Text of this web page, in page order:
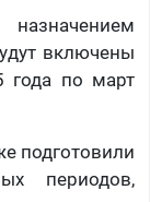
включены
года по март
подготовили
периодов,